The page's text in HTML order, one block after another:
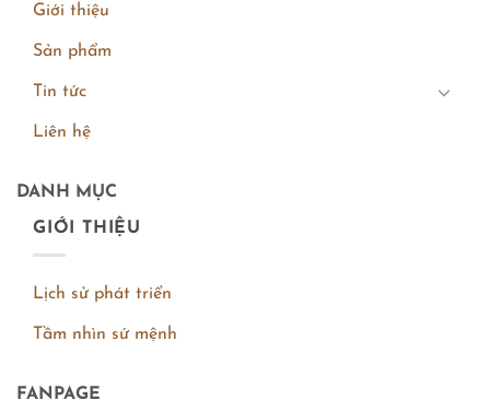
Giới thiệu
Sản phẩm
Tin tức
Liên hệ
DANH MỤC
GIỚI THIỆU
Lịch sử phát triển
Tầm nhìn sứ mệnh
FANPAGE